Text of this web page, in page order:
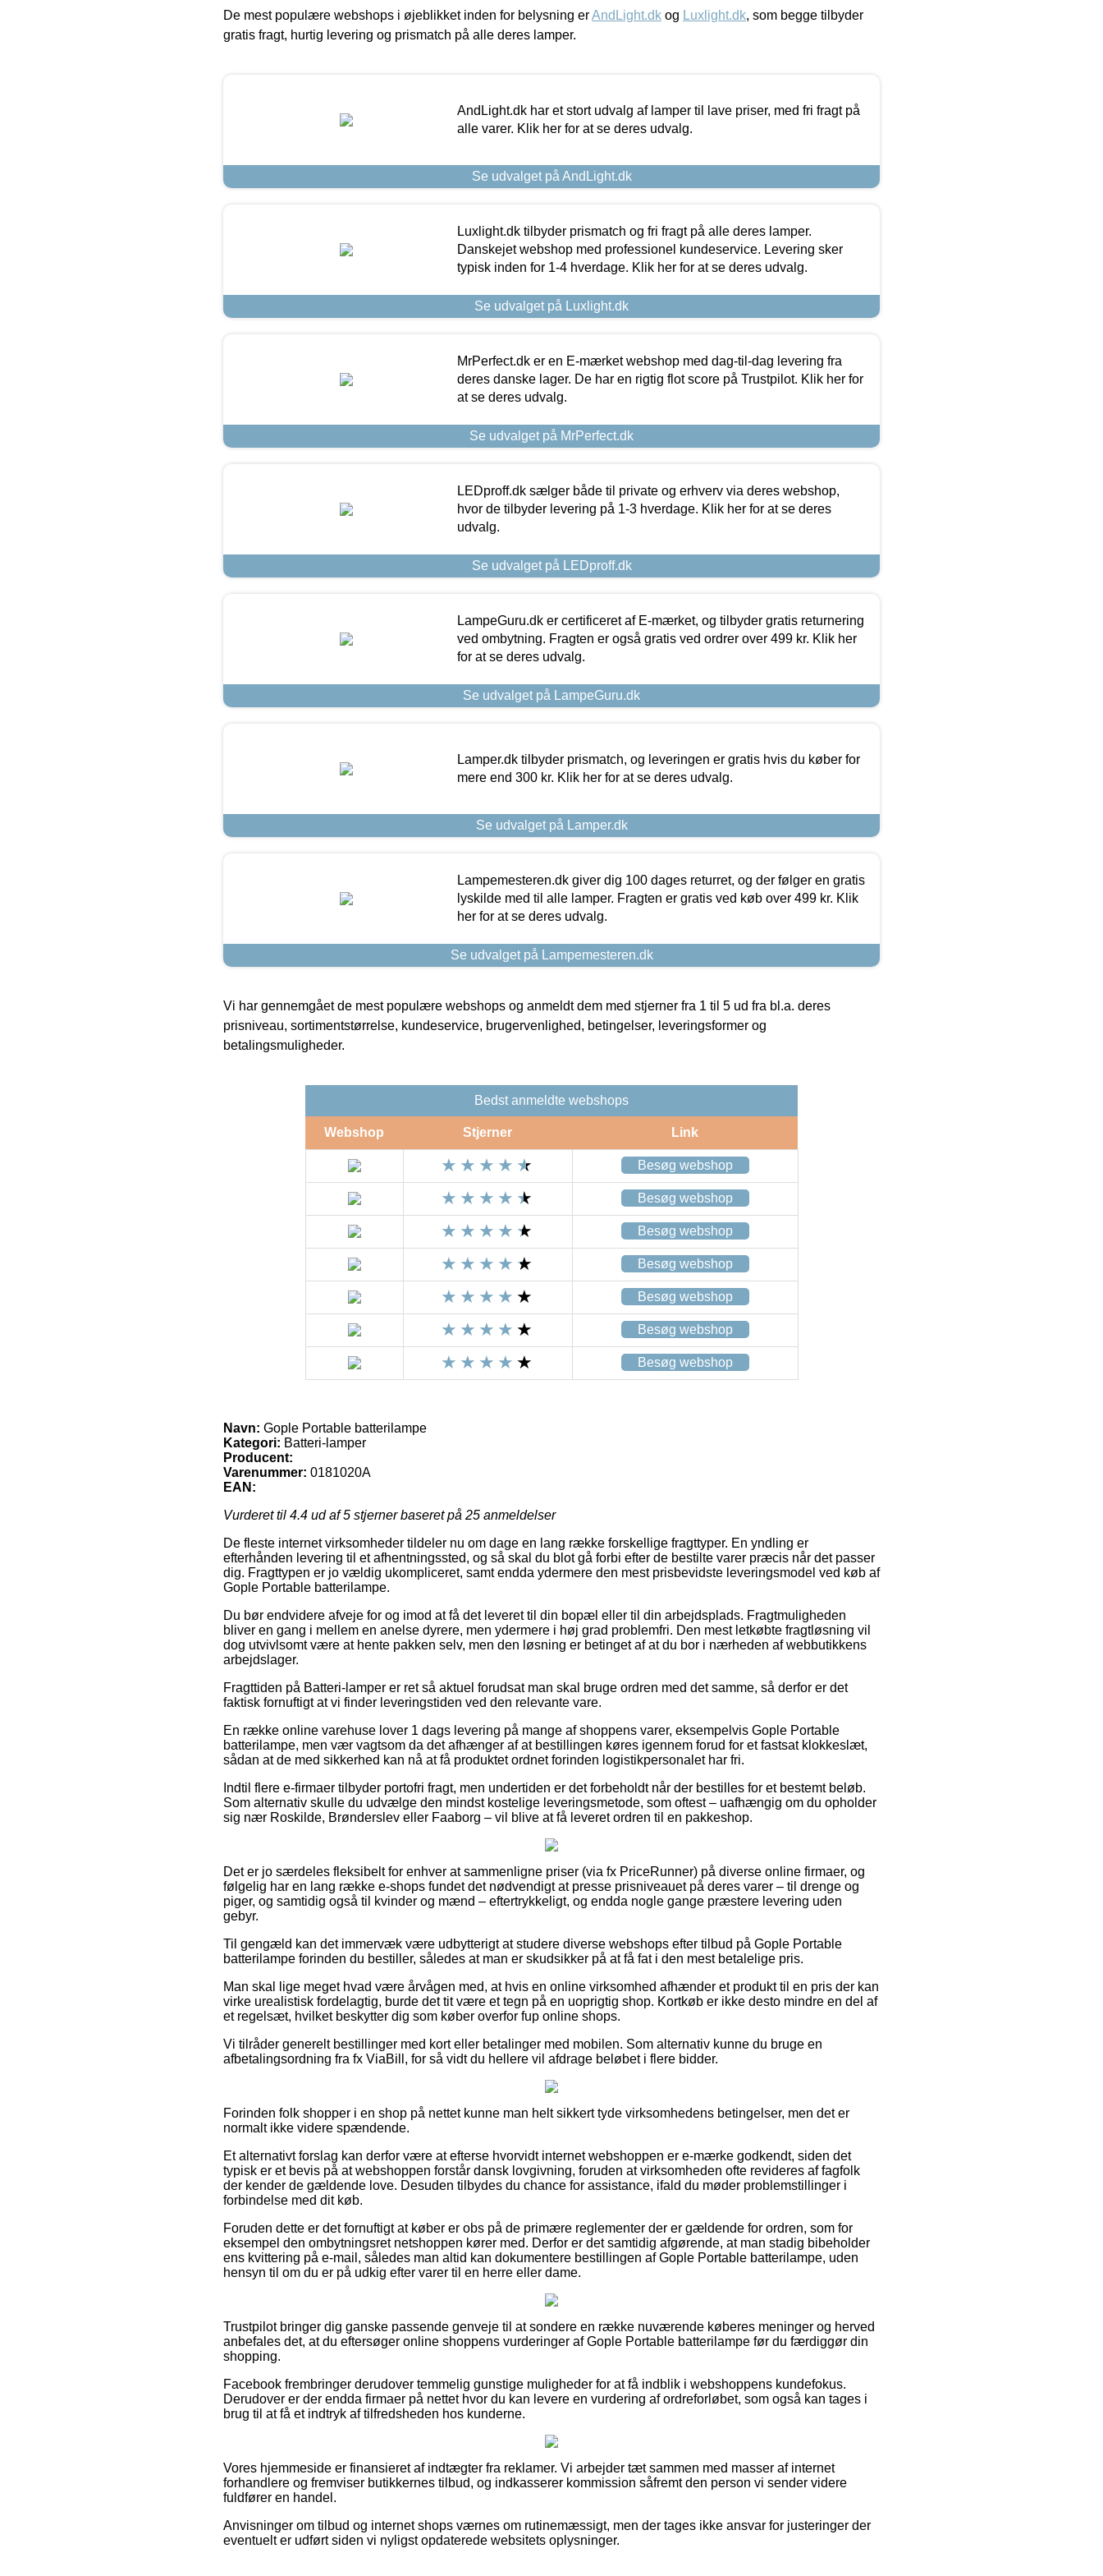
De mest populære webshops i øjeblikket inden for belysning erAndLight.dk og Luxlight.dk, som begge tilbyder
gratis fragt, hurtig levering og prismatch på alle deres lamper.
AndLight.dk har et stort udvalg af lamper til lave priser, med fri fragt på
alle varer. Klik her for at se deres udvalg.
Se udvalget på AndLight.dk
Luxlight.dk tilbyder prismatch og fri fragt på alle deres lamper.
Danskejet webshop med professionel kundeservice. Levering sker
typisk inden for 1-4 hverdage. Klik her for at se deres udvalg.
Se udvalget på Luxlight.dk
MrPerfect.dk er en E-mærket webshop med dag-til-dag levering fra
deres danske lager. De har en rigtig flot score på Trustpilot. Klik her for
at se deres udvalg.
Se udvalget på MrPerfect.dk
LEDproff.dk sælger både til private og erhverv via deres webshop,
hvor de tilbyder levering på 1-3 hverdage. Klik her for at se deres
udvalg.
Se udvalget på LEDproff.dk
LampeGuru.dk er certificeret af E-mærket, og tilbyder gratis returnering
ved ombytning. Fragten er også gratis ved ordrer over 499 kr. Klik her
for at se deres udvalg.
Se udvalget på LampeGuru.dk
Lamper.dk tilbyder prismatch, og leveringen er gratis hvis du køber for
mere end 300 kr. Klik her for at se deres udvalg.
Se udvalget på Lamper.dk
Lampemesteren.dk giver dig 100 dages returret, og der følger en gratis
lyskilde med til alle lamper. Fragten er gratis ved køb over 499 kr. Klik
her for at se deres udvalg.
Se udvalget på Lampemesteren.dk
Vi har gennemgået de mest populære webshops og anmeldt dem med stjerner fra 1 til 5 ud fra bl.a. deres
prisniveau, sortimentstørrelse, kundeservice, brugervenlighed, betingelser, leveringsformer og
betalingsmuligheder.
Bedst anmeldte webshops
Webshop Stjerner Link
Besøg webshop
Besøg webshop
Besøg webshop
Besøg webshop
Besøg webshop
Besøg webshop
Besøg webshop
Navn: Gople Portable batterilampe
Kategori: Batteri-lamper
Producent:
Varenummer: 0181020A
EAN:
Vurderet til 4.4 ud af 5 stjerner baseret på 25 anmeldelser
De fleste internet virksomheder tildeler nu om dage en lang række forskellige fragttyper. En yndling er
efterhånden levering til et afhentningssted, og så skal du blot gå forbi efter de bestilte varer præcis når det passer
dig. Fragttypen er jo vældig ukompliceret, samt endda ydermere den mest prisbevidste leveringsmodel ved køb af
Gople Portable batterilampe.
Du bør endvidere afveje for og imod at få det leveret til din bopæl eller til din arbejdsplads. Fragtmuligheden
bliver en gang i mellem en anelse dyrere, men ydermere i høj grad problemfri. Den mest letkøbte fragtløsning vil
dog utvivlsomt være at hente pakken selv, men den løsning er betinget af at du bor i nærheden af webbutikkens
arbejdslager.
Fragttiden på Batteri-lamper er ret så aktuel forudsat man skal bruge ordren med det samme, så derfor er det
faktisk fornuftigt at vi finder leveringstiden ved den relevante vare.
En række online varehuse lover 1 dags levering på mange af shoppens varer, eksempelvis Gople Portable
batterilampe, men vær vagtsom da det afhænger af at bestillingen køres igennem forud for et fastsat klokkeslæt,
sådan at de med sikkerhed kan nå at få produktet ordnet forinden logistikpersonalet har fri.
Indtil flere e-firmaer tilbyder portofri fragt, men undertiden er det forbeholdt når der bestilles for et bestemt beløb.
Som alternativ skulle du udvælge den mindst kostelige leveringsmetode, som oftest – uafhængig om du opholder
sig nær Roskilde, Brønderslev eller Faaborg – vil blive at få leveret ordren til en pakkeshop.
Det er jo særdeles fleksibelt for enhver at sammenligne priser (via fx PriceRunner) på diverse online firmaer, og
følgelig har en lang række e-shops fundet det nødvendigt at presse prisniveauet på deres varer – til drenge og
piger, og samtidig også til kvinder og mænd – eftertrykkeligt, og endda nogle gange præstere levering uden
gebyr.
Til gengæld kan det immervæk være udbytterigt at studere diverse webshops efter tilbud på Gople Portable
batterilampe forinden du bestiller, således at man er skudsikker på at få fat i den mest betalelige pris.
Man skal lige meget hvad være årvågen med, at hvis en online virksomhed afhænder et produkt til en pris der kan
virke urealistisk fordelagtig, burde det tit være et tegn på en uoprigtig shop. Kortkøb er ikke desto mindre en del af
et regelsæt, hvilket beskytter dig som køber overfor fup online shops.
Vi tilråder generelt bestillinger med kort eller betalinger med mobilen. Som alternativ kunne du bruge en
afbetalingsordning fra fx ViaBill, for så vidt du hellere vil afdrage beløbet i flere bidder.
Forinden folk shopper i en shop på nettet kunne man helt sikkert tyde virksomhedens betingelser, men det er
normalt ikke videre spændende.
Et alternativt forslag kan derfor være at efterse hvorvidt internet webshoppen er e-mærke godkendt, siden det
typisk er et bevis på at webshoppen forstår dansk lovgivning, foruden at virksomheden ofte revideres af fagfolk
der kender de gældende love. Desuden tilbydes du chance for assistance, ifald du møder problemstillinger i
forbindelse med dit køb.
Foruden dette er det fornuftigt at køber er obs på de primære reglementer der er gældende for ordren, som for
eksempel den ombytningsret netshoppen kører med. Derfor er det samtidig afgørende, at man stadig bibeholder
ens kvittering på e-mail, således man altid kan dokumentere bestillingen af Gople Portable batterilampe, uden
hensyn til om du er på udkig efter varer til en herre eller dame.
Trustpilot bringer dig ganske passende genveje til at sondere en række nuværende køberes meninger og herved
anbefales det, at du eftersøger online shoppens vurderinger af Gople Portable batterilampe før du færdiggør din
shopping.
Facebook frembringer derudover temmelig gunstige muligheder for at få indblik i webshoppens kundefokus.
Derudover er der endda firmaer på nettet hvor du kan levere en vurdering af ordreforløbet, som også kan tages i
brug til at få et indtryk af tilfredsheden hos kunderne.
Vores hjemmeside er finansieret af indtægter fra reklamer. Vi arbejder tæt sammen med masser af internet
forhandlere og fremviser butikkernes tilbud, og indkasserer kommission såfremt den person vi sender videre
fuldfører en handel.
Anvisninger om tilbud og internet shops værnes om rutinemæssigt, men der tages ikke ansvar for justeringer der
eventuelt er udført siden vi nyligst opdaterede websitets oplysninger.